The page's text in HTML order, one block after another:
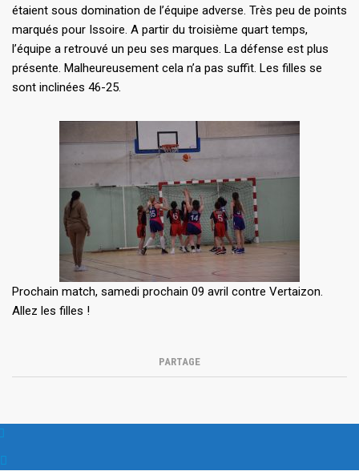
étaient sous domination de l’équipe adverse. Très peu de points
marqués pour Issoire. A partir du troisième quart temps,
l’équipe a retrouvé un peu ses marques. La défense est plus
présente. Malheureusement cela n’a pas suffit. Les filles se
sont inclinées 46-25.
Prochain match, samedi prochain 09 avril contre Vertaizon.
Allez les filles !
PARTAGE